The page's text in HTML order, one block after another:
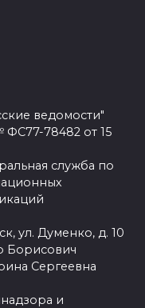
ведомости"
78482 от 15
служба по
ул. Думенко, д. 10
Борисович
Сергеевна
и